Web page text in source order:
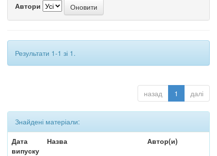
Автори
Результати 1-1 зі 1.
назад 1 далі
Знайдені матеріали:
Дата
випуску
Назва Автор(и)